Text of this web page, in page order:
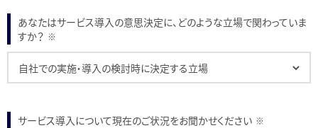
あなたはサービス導入の意思決定に、どのような立場で関わっていま
すか？ ※
サービス導入について現在のご状況をお聞かせください ※